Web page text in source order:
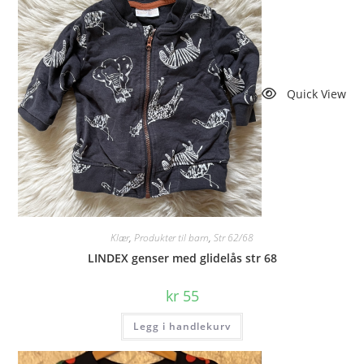
Quick View
Klær, Produkter til barn, Str 62/68
LINDEX genser med glidelås str 68
kr55
Legg i handlekurv